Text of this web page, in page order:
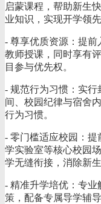
启蒙课程，帮助新生
业知识，实现开学领先
- 尊享优质资源：提
教师授课，同时享有
目参与优先权。
- 规范行为习惯：实
间、校园纪律与宿舍
行为习惯。
- 零门槛适应校园：
学实验室等核心校园
学无缝衔接，消除新生
- 精准升学培优：专
策，配备专属导学辅